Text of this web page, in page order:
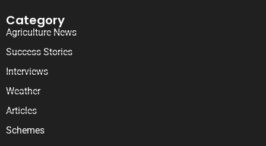
Category
Agriculture News
Success Stories
Interviews
Weather
Articles
Schemes